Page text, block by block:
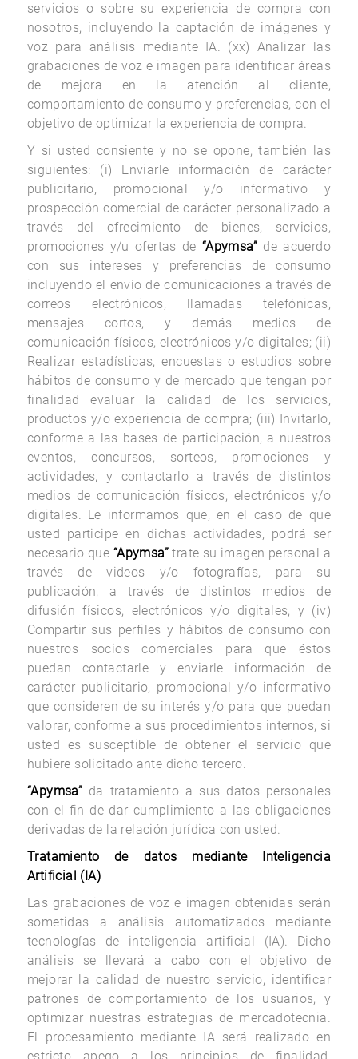
Aviso
de
Privacidad
servicios o sobre su experiencia de compra con
nosotros, incluyendo la captación de imágenes y
voz para análisis mediante IA. (xx) Analizar las
grabaciones de voz e imagen para identificar áreas
de mejora en la atención al cliente,
comportamiento de consumo y preferencias, con el
objetivo de optimizar la experiencia de compra.
Y si usted consiente y no se opone, también las
siguientes: (i) Enviarle información de carácter
publicitario, promocional y/o informativo y
prospección comercial de carácter personalizado a
través del ofrecimiento de bienes, servicios,
promociones y/u ofertas de “Apymsa” de acuerdo
con sus intereses y preferencias de consumo
incluyendo el envío de comunicaciones a través de
correos electrónicos, llamadas telefónicas,
mensajes cortos, y demás medios de
comunicación físicos, electrónicos y/o digitales; (ii)
Realizar estadísticas, encuestas o estudios sobre
hábitos de consumo y de mercado que tengan por
finalidad evaluar la calidad de los servicios,
productos y/o experiencia de compra; (iii) Invitarlo,
conforme a las bases de participación, a nuestros
eventos, concursos, sorteos, promociones y
actividades, y contactarlo a través de distintos
medios de comunicación físicos, electrónicos y/o
digitales. Le informamos que, en el caso de que
usted participe en dichas actividades, podrá ser
necesario que “Apymsa”trate su imagen personal a
través de videos y/o fotografías, para su
publicación, a través de distintos medios de
difusión físicos, electrónicos y/o digitales, y (iv)
Compartir sus perfiles y hábitos de consumo con
nuestros socios comerciales para que éstos
puedan contactarle y enviarle información de
carácter publicitario, promocional y/o informativo
que consideren de su interés y/o para que puedan
valorar, conforme a sus procedimientos internos, si
usted es susceptible de obtener el servicio que
hubiere solicitado ante dicho tercero.
“Apymsa” da tratamiento a sus datos personales
con el fin de dar cumplimiento a las obligaciones
derivadas de la relación jurídica con usted.
Tratamiento de datos mediante Inteligencia
Artificial (IA)
Las grabaciones de voz e imagen obtenidas serán
sometidas a análisis automatizados mediante
tecnologías de inteligencia artificial (IA). Dicho
análisis se llevará a cabo con el objetivo de
mejorar la calidad de nuestro servicio, identificar
patrones de comportamiento de los usuarios, y
optimizar nuestras estrategias de mercadotecnia.
El procesamiento mediante IA será realizado en